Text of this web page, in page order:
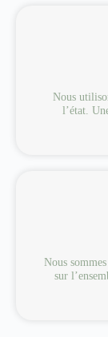
Nous
l’état.
Nous
sur